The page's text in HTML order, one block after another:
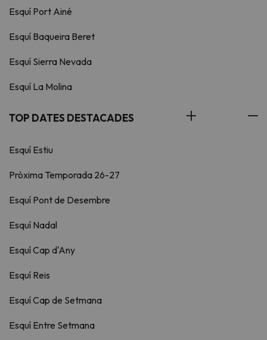
Esquí Port Ainé
Esquí Baqueira Beret
Esquí Sierra Nevada
Esquí La Molina
TOP DATES DESTACADES
Esquí Estiu
Pròxima Temporada 26-27
Esquí Pont de Desembre
Esquí Nadal
Esquí Cap d'Any
Esquí Reis
Esquí Cap de Setmana
Esquí Entre Setmana